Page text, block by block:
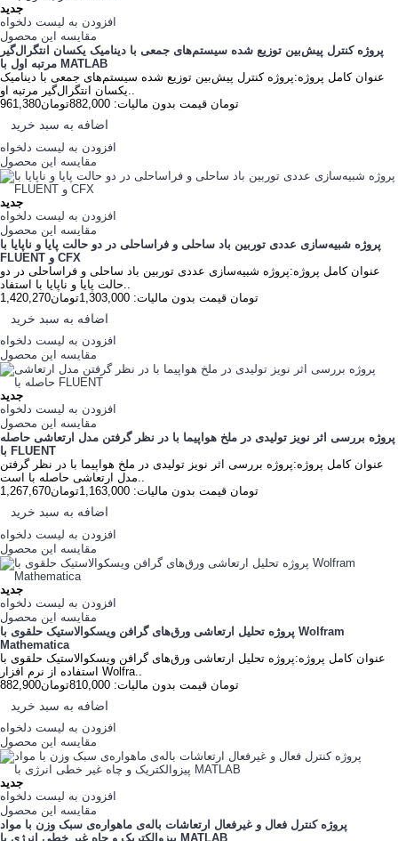
جدید
افزودن به لیست دلخواه
مقایسه این محصول
پروژه کنترل پیش‌بین توزیع‌ شده سیستم‌های جمعی با دینامیک یکسان انتگرال‌گیر
مرتبه اول با MATLAB
عنوان کامل پروژه:پروژه کنترل پیش‌بین توزیع‌ شده سیستم‌های جمعی با دینامیک
یکسان انتگرال‌گیر مرتبه او..
961,380تومان قیمت بدون مالیات: 882,000تومان
اضافه به سبد خرید
افزودن به لیست دلخواه
مقایسه این محصول
جدید
افزودن به لیست دلخواه
مقایسه این محصول
پروژه شبیه‌سازی عددی توربین باد ساحلی و فراساحلی در دو حالت پایا و ناپایا با
FLUENT و CFX
عنوان کامل پروژه:پروژه شبیه‌سازی عددی توربین باد ساحلی و فراساحلی در دو
1,420,270تومان قیمت بدون مالیات: 1,303,000تومان
اضافه به سبد خرید
افزودن به لیست دلخواه
مقایسه این محصول
جدید
افزودن به لیست دلخواه
مقایسه این محصول
پروژه بررسی اثر نویز تولیدی در ملخ هواپیما با در نظر گرفتن مدل ارتعاشی حاصله
با FLUENT‌
عنوان کامل پروژه:پروژه بررسی اثر نویز تولیدی در ملخ هواپیما با در نظر گرفتن
مدل ارتعاشی حاصله با است..
1,267,670تومان قیمت بدون مالیات: 1,163,000تومان
اضافه به سبد خرید
افزودن به لیست دلخواه
مقایسه این محصول
جدید
افزودن به لیست دلخواه
مقایسه این محصول
پروژه تحلیل ارتعاشی ورق‌های گرافن ویسکوالاستیک حلقوی با Wolfram
Mathematica
عنوان کامل پروژه:پروژه تحلیل ارتعاشی ورق‌های گرافن ویسکوالاستیک حلقوی با
استفاده از نرم افزار Wolfra..
882,900تومان قیمت بدون مالیات: 810,000تومان
اضافه به سبد خرید
افزودن به لیست دلخواه
مقایسه این محصول
جدید
افزودن به لیست دلخواه
مقایسه این محصول
پروژه کنترل فعال و غیرفعال ارتعاشات باله‌ی ماهواره‌ی سبک وزن با مواد
پیزوالکتریک و چاه غیر خطی انرژی با MATLAB